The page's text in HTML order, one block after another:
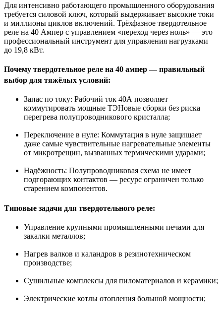
Для интенсивно работающего промышленного оборудования
требуется силовой ключ, который выдерживает высокие токи
и миллионы циклов включений. Трёхфазное твердотельное
реле на 40 Ампер с управлением «переход через ноль» — это
профессиональный инструмент для управления нагрузками
до 19,8 кВт.
Почему твердотельное реле на 40 ампер — правильный
выбор для тяжёлых условий:
Запас по току: Рабочий ток 40А позволяет
коммутировать мощные ТЭНовые сборки без риска
перегрева полупроводникового кристалла;
Переключение в нуле: Коммутация в нуле защищает
даже самые чувствительные нагревательные элементы
от микротрещин, вызванных термическими ударами;
Надёжность: Полупроводниковая схема не имеет
подгорающих контактов — ресурс ограничен только
старением компонентов.
Типовые задачи для твердотельного реле:
Управление крупными промышленными печами для
закалки металлов;
Нагрев валков и каландров в резинотехническом
производстве;
Сушильные комплексы для пиломатериалов и керамики;
Электрические котлы отопления большой мощности;